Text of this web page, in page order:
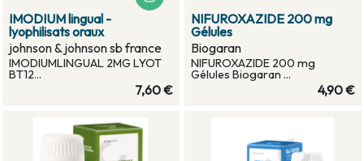
IMODIUM lingual -
lyophilisats oraux
johnson & johnson sb france
IMODIUMLINGUAL 2MG LYOT
BT12...
7,60 €
NIFUROXAZIDE 200 mg
Gélules
Biogaran
NIFUROXAZIDE 200 mg
Gélules Biogaran ...
4,90 €